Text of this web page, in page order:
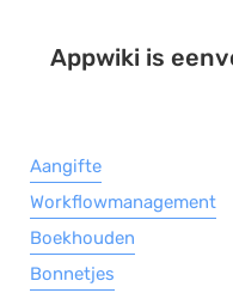
Appwiki is
Aangifte
Workflowmanagement
Boekhouden
Bonnetjes